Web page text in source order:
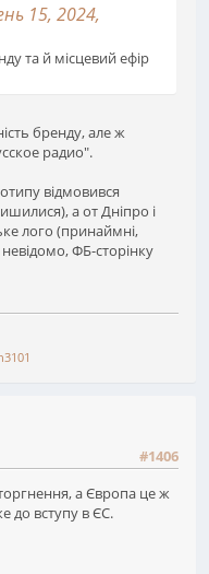
15, 2024,
та й місцевий ефір
бренду, але ж
радио".
відмовився
а от Дніпро і
лого (принаймні,
ФБ-сторінку
#1406
а Європа це ж
до вступу в ЄС.